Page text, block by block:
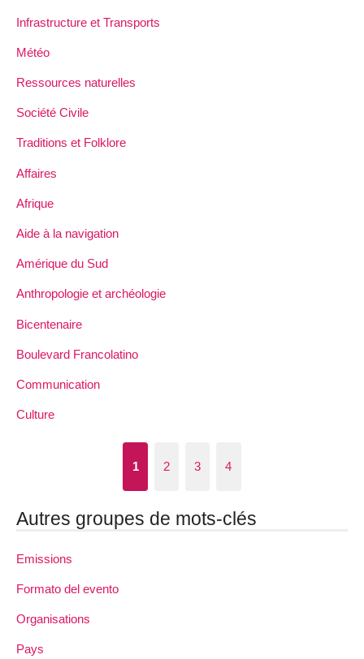
Infrastructure et Transports
Météo
Ressources naturelles
Société Civile
Traditions et Folklore
Affaires
Afrique
Aide à la navigation
Amérique du Sud
Anthropologie et archéologie
Bicentenaire
Boulevard Francolatino
Communication
Culture
1 2 3 4
Autres groupes de mots-clés
Emissions
Formato del evento
Organisations
Pays